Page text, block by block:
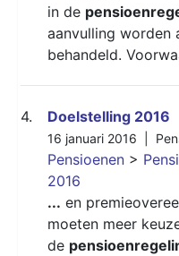
in de
aanvulling worden
behandeld.
4. Doelstelling 2016
16 januari 2016 |
Pensioenen >
2016
... en
moeten meer
de